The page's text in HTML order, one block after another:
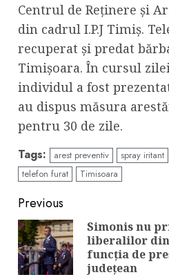
Centrul de Reținere și
din cadrul I.P.J Timiș.
recuperat și predat
Timișoara. În cursul
individul a fost
au dispus măsura
pentru 30 de zile.
Tags: arest preventiv spray iritant
telefon furat
Timisoara
Continue
Reading
Previous
Simonis nu
liberalilor
funcția de
județean